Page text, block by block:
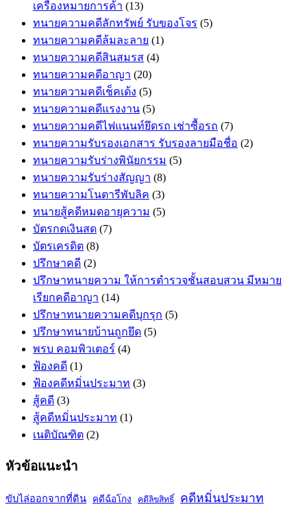
เครื่องหมายการค้า (13)
ทนายความคดีลักทรัพย์ รับของโจร (5)
ทนายความคดีล้มละลาย (1)
ทนายความคดีสินสมรส (4)
ทนายความคดีอาญา (20)
ทนายความคดีเช็คเด้ง (5)
ทนายความคดีแรงงาน (5)
ทนายความคดีไฟแนนท์ยึดรถ เช่าซื้อรถ (7)
ทนายความรับรองเอกสาร รับรองลายมือชื่อ (2)
ทนายความรับร่างพินัยกรรม (5)
ทนายความรับร่างสัญญา (8)
ทนายความโนตารีพับลิค (3)
ทนายสู้คดีหมดอายุความ (5)
บัตรกดเงินสด (7)
บัตรเครดิต (8)
ปรึกษาคดี (2)
ปรึกษาทนายความ ให้การตำรวจชั้นสอบสวน มีหมาย
เรียกคดีอาญา (14)
ปรึกษาทนายความคดีบุกรุก (5)
ปรึกษาทนายบ้านถูกยึด (5)
พรบ คอมพิวเตอร์ (4)
ฟ้องคดี (1)
ฟ้องคดีหมิ่นประมาท (3)
สู้คดี (3)
สู้คดีหมิ่นประมาท (1)
เนติบัณฑิต (2)
หัวข้อแนะนำ
ขับไล่ออกจากที่ดิน คดีฉ้อโกง คดีลิขสิทธิ์ คดีหมิ่นประมาท